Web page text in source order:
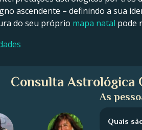
ascendente – definindo a sua
do seu próprio mapa natal pode
Consulta Astrológica
As
Quais